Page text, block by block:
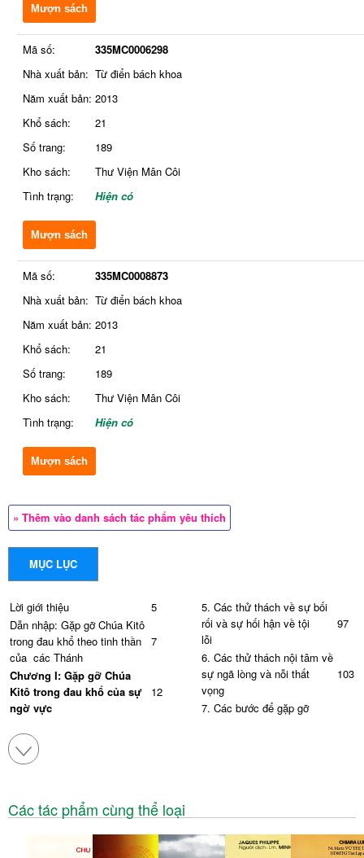
Mượn sách
Mã số:
335MC0006298
Nhà xuất bản: Từ điển bách khoa
Năm xuất bản: 2013
Khổ sách:
21
Số trang:
189
Kho sách:
Thư Viện Mân Côi
Tình trạng:
Hiện có
Mượn sách
Mã số:
335MC0008873
Nhà xuất bản: Từ điển bách khoa
Năm xuất bản: 2013
Khổ sách:
21
Số trang:
189
Kho sách:
Thư Viện Mân Côi
Tình trạng:
Hiện có
Mượn sách
» Thêm vào danh sách tác phẩm yêu thích
MỤC LỤC
Lời giới thiệu
5
Dẫn nhập: Gặp gỡ Chúa Kitô
trong đau khổ theo tinh thần
của các Thánh
7
Chương I: Gặp gỡ Chúa
Kitô trong đau khổ của sự
ngờ vực
12
Giêsu, vị Thánh bảo trợ
những người đau khổ vì nỗi
Kitô trong đau khổ của sự
19
5. Các thử thách về sự bối
rối và sự hối hận về tội
lỗi
97
6. Các thử thách nội tâm về
sự ngã lòng và nỗi thất
vọng
103
7. Các bước để gặp gỡ
cô độc
Các tác phẩm cùng thể loại